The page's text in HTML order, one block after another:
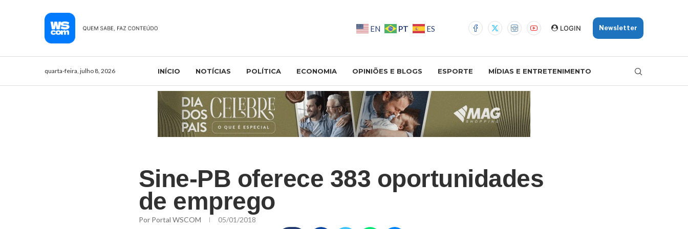
EN PT ES LOGIN Newsletter
quarta-feira, julho 8, 2026 INÍCIO NOTÍCIAS POLÍTICA ECONOMIA OPINIÕES E BLOGS ESPORTE MÍDIAS E ENTRETENIMENTO
Sine-PB oferece 383 oportunidades
de emprego
Por Portal WSCOM 05/01/2018